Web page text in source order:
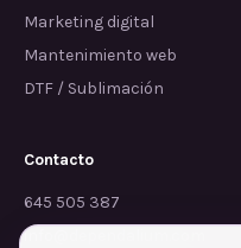
Marketing digital
Mantenimiento web
DTF / Sublimación
Contacto
645 505 387
info@dependalium.com